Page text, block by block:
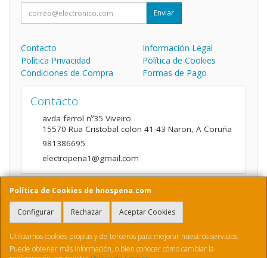
Política de Cookies de hnospena.com
Configurar Rechazar Aceptar Cookies
Utilizamos cookies propias y de terceros para mejorar nuestros servicios.
Puede obtener más información, o bien conocer cómo cambiar la
Enviar
Contacto
Información Legal
Política Privacidad
Política de Cookies
Condiciones de Compra
Formas de Pago
Contacto
avda ferrol nº35 Viveiro
15570 Rua Cristobal colon 41-43 Naron, A Coruña
981386695
electropena1@gmail.com
Horario
9:00 a 14:00 y de 16:00 A 20:00